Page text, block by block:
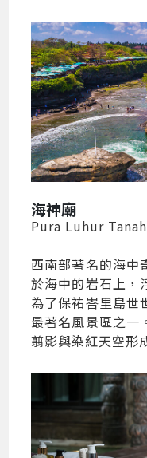
海神廟
Pura Luhur
西南部著名的海中
於海中的岩石上，
為了保祐峇里島世
最著名風景區之一
翦影與染紅天空形